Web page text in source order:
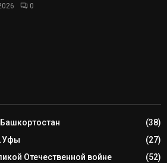
0
(38)
(27)
Отечественной войне
(52)